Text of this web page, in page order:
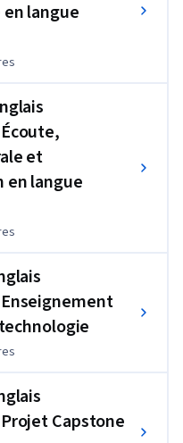
langue
et
en langue
Capstone